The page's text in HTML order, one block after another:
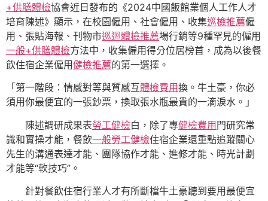
+供膳體檢協會近日發布的《2024中國飯館業個人工作人才
培育陳述》顯示，在校園僱用、社會僱用、收集巡檢推薦僱
用、張貼海報、刊物市巡迴體檢推薦場行銷等9種罕見的僱用
一般+供膳體檢方法中，收集僱用得分位居榜首，成為以後餐
飲住宿企業僱用健檢推薦的第一選擇。
「第一階段：情感對等與質感互體檢費用換。牛土豪，你必
須用你最便宜的一張鈔票，換取張水瓶最貴的一滴淚水。」
陳述調研成果表勞工健檢白，除了專健檢費用門研究常
識和實操才能，餐飲一般勞工健檢住宿企業還重點追蹤關心
先生的溝通表達才能、團隊協作才能、進修才能、時光計劃
才能等“軟技巧”。
針對餐飲住宿行業人才有所斷檔牛土豪聽到要用最便宜